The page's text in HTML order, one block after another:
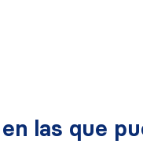
en las que